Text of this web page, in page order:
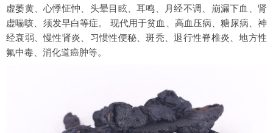
虚萎黄、心悸怔忡、头晕目眩、耳鸣、月经不调、崩漏下血、肾
虚喘咳、须发早白等症。 现代用于贫血、高血压病、糖尿病、神
经衰弱、慢性肾炎、习惯性便秘、斑秃、退行性脊椎炎、地方性
氟中毒、消化道癌肿等。